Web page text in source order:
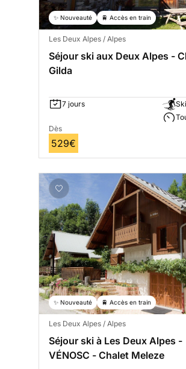
✨ Nouveauté 🚆 Accès en train
Les Deux Alpes / Alpes
Séjour ski aux Deux Alpes -
Gilda
7 jours
Dès
529€
✨ Nouveauté 🚆 Accès en train
Les Deux Alpes / Alpes
Séjour ski à Les Deux Alpes -
VÉNOSC - Chalet Meleze